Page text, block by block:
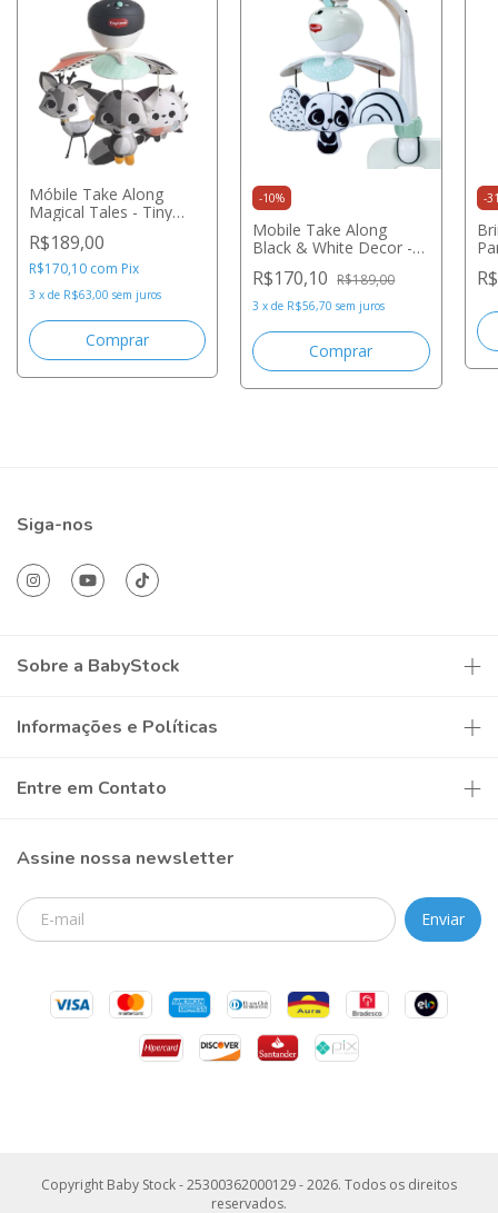
Móbile Take Along
Magical Tales - Tiny
R$189,00
R$170,10 com Pix
3 x de R$63,00 sem juros
-10%
Mobile Take Along
Black & White Decor -
R$170,10 R$189,00
3 xde R$56,70 sem juros
-
Siga-nos
Sobre a BabyStock
Informações e Políticas
Entre em Contato
Assine nossa newsletter
Copyright Baby Stock - 25300362000129 - 2026. Todos os direitos
reservados.